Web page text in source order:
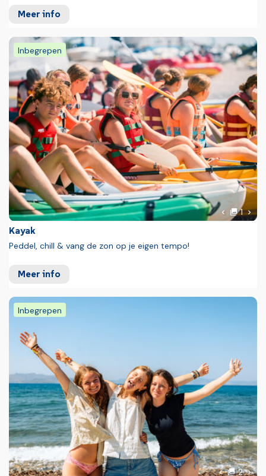
Meer info
Kayak
Peddel, chill & vang de zon op je eigen tempo!
Meer info
Inbegrepen
Vorige foto
1Foto
Inbegrepen
2